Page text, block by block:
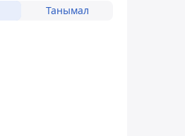
Танымал